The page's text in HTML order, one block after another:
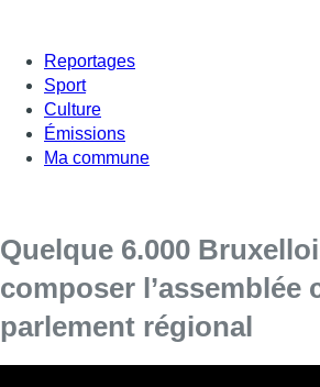
Reportages
Sport
Culture
Émissions
Ma commune
Quelque 6.000
composer l’assemblée
parlement régional